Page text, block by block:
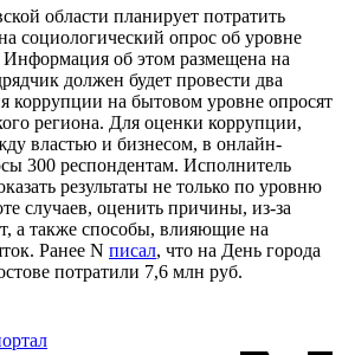
области планирует потратить
социологический опрос об уровне
об этом размещена на
должен будет провести два
коррупции на бытовом уровне опросят
региона. Для оценки коррупции,
властью и бизнесом, в онлайн-
300 респондентам. Исполнитель
результаты не только по уровню
случаев, оценить причины, из-за
а также способы, влияющие на
Ранее N писал, что на День города
потратили 7,6 млн руб.